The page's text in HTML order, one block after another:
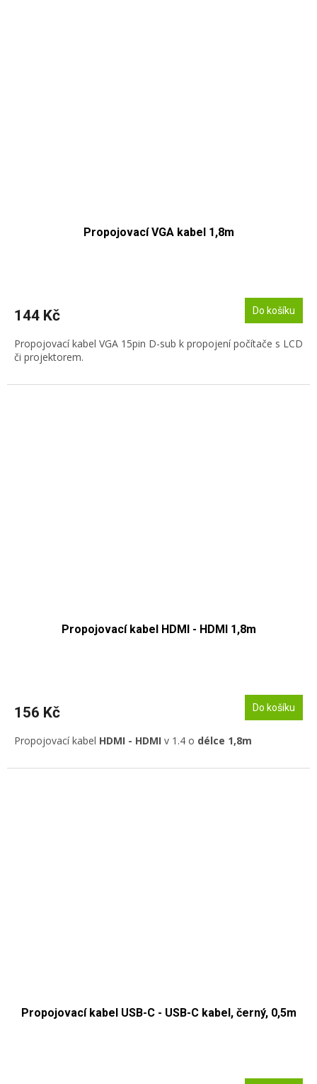
Propojovací VGA kabel 1,8m
144 Kč Do košíku
Propojovací kabel VGA 15pin D-sub k propojení počítače s LCD
či projektorem.
Propojovací kabel HDMI - HDMI 1,8m
156 Kč Do košíku
Propojovací kabel HDMI - HDMI v 1.4 o délce 1,8m
Propojovací kabel USB-C - USB-C kabel, černý, 0,5m